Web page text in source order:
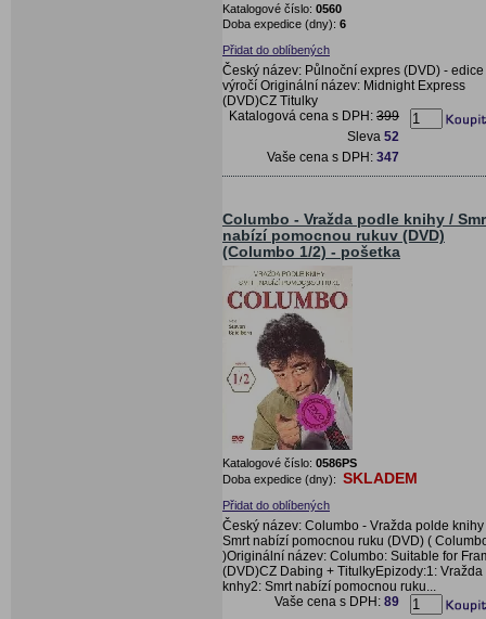
Katalogové číslo: 0560
Doba expedice (dny): 6
Přidat do oblíbených
Český název: Půlnoční expres (DVD) -
výročí Originální název: Midnight Express
(DVD)CZ Titulky
Katalogová cena s DPH: 399
Sleva 52
Vaše cena s DPH: 347
Columbo - Vražda podle knihy /
nabízí pomocnou rukuv (DVD)
(Columbo 1/2) - pošetka
Katalogové číslo: 0586PS
Doba expedice (dny): SKLADEM
Přidat do oblíbených
Český název: Columbo - Vražda polde knihy
Smrt nabízí pomocnou ruku (DVD) (
)Originální název: Columbo: Suitable for
(DVD)CZ Dabing + TitulkyEpizody:1:
knhy2: Smrt nabízí pomocnou ruku...
Vaše cena s DPH: 89